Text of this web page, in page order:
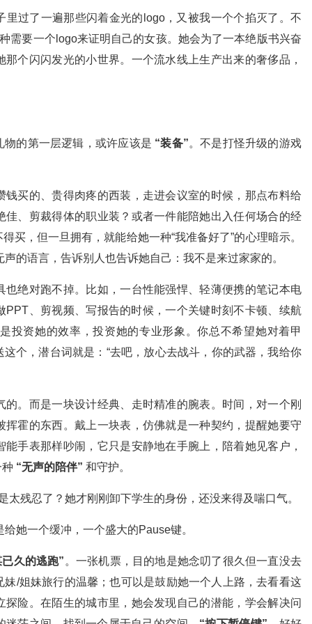
过了一遍那些闪着金光的logo，又被我一个个掐灭了。不
需要一个logo来证明自己的女孩。她会为了一本绝版书兴奋
个闪闪发光的小世界。一个流水线上生产出来的奢侈品，
的第一层逻辑，或许应该是 “装备”。不是打怪升级的游戏
买的、贵得肉疼的西装，走进会议室的时候，那点布料给
、剪裁得体的职业装？或者一件能陪她出入任何场合的经
买，但一旦拥有，就能给她一种“我准备好了”的心理暗示。
声的语言，告诉别人也告诉她自己：我不是来过家家的。
绝对跑不掉。比如，一台性能强悍、轻薄便携的笔记本电
、剪视频、写报告的时候，一个关键时刻不卡顿、续航
投资她的效率，投资她的专业形象。你总不希望她对着甲
个，潜台词就是：“去吧，放心去战斗，你的武器，我给你
。而是一块设计经典、走时精准的腕表。时间，对一个刚
霍的东西。戴上一块表，仿佛就是一种契约，提醒她要守
手表那样吵闹，它只是安静地在手腕上，陪着她见客户，
“无声的陪伴” 和守护。
太残忍了？她才刚刚卸下学生的身份，还没来得及喘口气。
给她一个缓冲，一个盛大的Pause键。
久的逃跑” 。一张机票，目的地是她念叨了很久但一直没去
/姐妹旅行的温馨；也可以是鼓励她一个人上路，去看看这
险。在陌生的城市里，她会发现自己的潜能，学会解决问